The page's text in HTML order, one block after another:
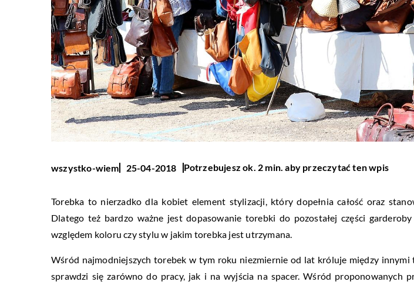
wszystko-wiem 25-04-2018 Potrzebujesz ok. 2 min. aby przeczytać ten wpis
Torebka to nierzadko dla kobiet element stylizacji, który dopełnia całość oraz
Dlatego też bardzo ważne jest dopasowanie torebki do pozostałej części
względem koloru czy stylu w jakim torebka jest utrzymana.
Wśród najmodniejszych torebek w tym roku niezmiernie od lat króluje między
sprawdzi się zarówno do pracy, jak i na wyjścia na spacer. Wśród proponowanych